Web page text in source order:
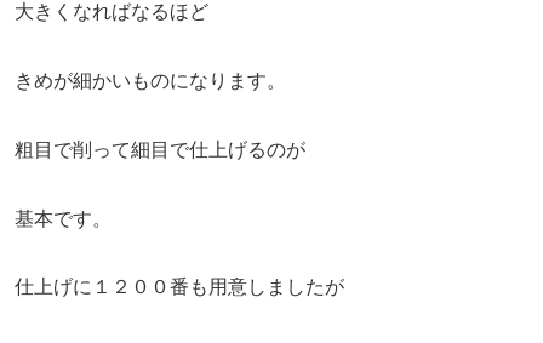
大きくなればなるほど
きめが細かいものになります。
粗目で削って細目で仕上げるのが
基本です。
仕上げに１２００番も用意しましたが